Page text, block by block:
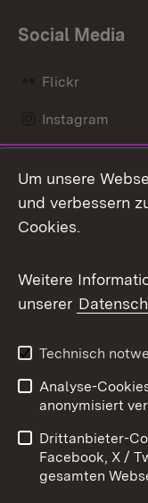
Social Media
Flickr
Instagram
Mastodon
Messenger
Social Wall
X / Twitter
Youtube
Datenschutz
Um unsere
und verbessern
Cookies.
Weitere
unserer
Technisch
Analyse-
anonymisiert
Drittanbieter-
Facebook, X /
gesamten